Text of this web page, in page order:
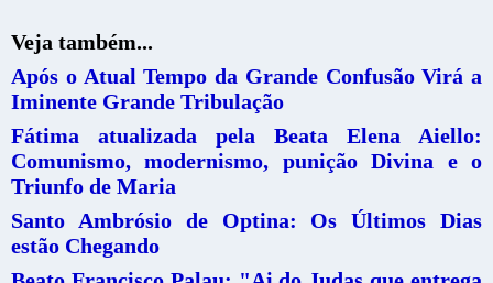
Veja também...
Após o Atual Tempo da Grande Confusão Virá a
Iminente Grande Tribulação
Fátima atualizada pela Beata Elena Aiello:
Comunismo, modernismo, punição Divina e o
Triunfo de Maria
Santo Ambrósio de Optina: Os Últimos Dias
estão Chegando